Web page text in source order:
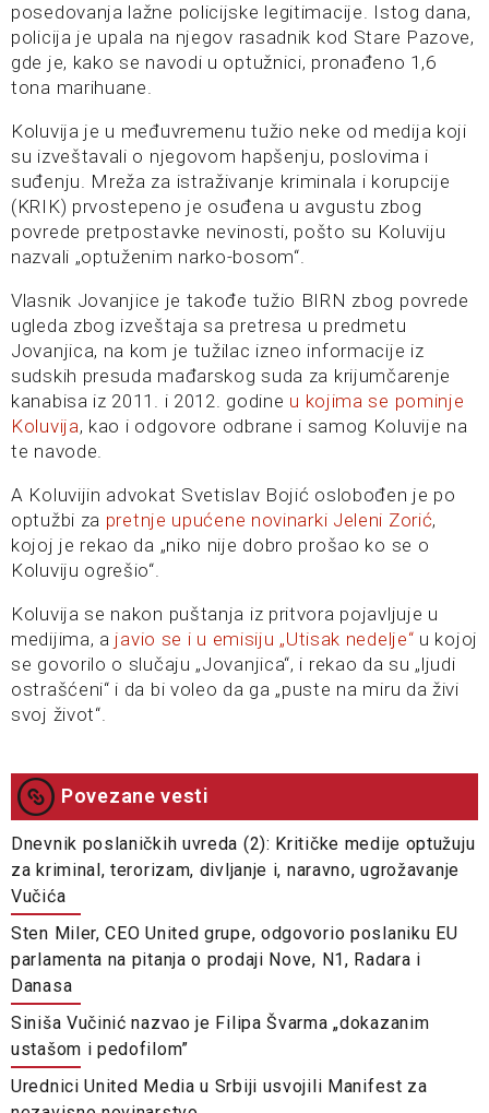
posedovanja lažne policijske legitimacije. Istog dana,
policija je upala na njegov rasadnik kod Stare Pazove,
gde je, kako se navodi u optužnici, pronađeno 1,6
tona marihuane.
Koluvija je u međuvremenu tužio neke od medija koji
su izveštavali o njegovom hapšenju, poslovima i
suđenju. Mreža za istraživanje kriminala i korupcije
(KRIK) prvostepeno je osuđena u avgustu zbog
povrede pretpostavke nevinosti, pošto su Koluviju
nazvali „optuženim narko-bosom“.
Vlasnik Jovanjice je takođe tužio BIRN zbog povrede
ugleda zbog izveštaja sa pretresa u predmetu
Jovanjica, na kom je tužilac izneo informacije iz
sudskih presuda mađarskog suda za krijumčarenje
kanabisa iz 2011. i 2012. godine u kojima se pominje
Koluvija, kao i odgovore odbrane i samog Koluvije na
te navode.
A Koluvijin advokat Svetislav Bojić oslobođen je po
optužbi za pretnje upućene novinarki Jeleni Zorić,
kojoj je rekao da „niko nije dobro prošao ko se o
Koluviju ogrešio“.
Koluvija se nakon puštanja iz pritvora pojavljuje u
medijima, a javio se i u emisiju „Utisak nedelje“ u kojoj
se govorilo o slučaju „Jovanjica“, i rekao da su „ljudi
ostrašćeni“ i da bi voleo da ga „puste na miru da živi
svoj život“.
Povezane vesti
Dnevnik poslaničkih uvreda (2): Kritičke medije optužuju
za kriminal, terorizam, divljanje i, naravno, ugrožavanje
Vučića
Sten Miler, CEO United grupe, odgovorio poslaniku EU
parlamenta na pitanja o prodaji Nove, N1, Radara i
Danasa
Siniša Vučinić nazvao je Filipa Švarma „dokazanim
ustašom i pedofilom”
Urednici United Media u Srbiji usvojili Manifest za